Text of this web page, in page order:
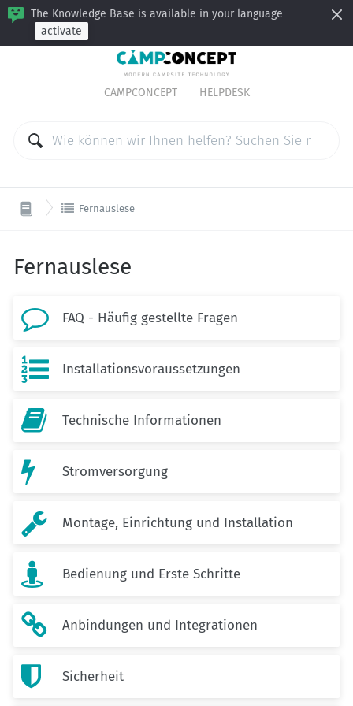
The Knowledge Base is available in your language
activate
CAMPCONCEPT HELPDESK
 Fernauslese
Fernauslese
 FAQ - Häufig gestellte Fragen
 Installationsvoraussetzungen
 Technische Informationen
 Stromversorgung
 Montage, Einrichtung und Installation
 Bedienung und Erste Schritte
 Anbindungen und Integrationen
 Sicherheit